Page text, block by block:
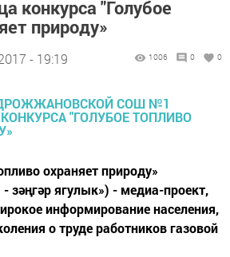
конкурса "Голубое
природу»
- 19:19 1006 0 0
охраняет природу»
зәңгәр ягулык») - медиа-проект,
информирование населения,
о труде работников газовой